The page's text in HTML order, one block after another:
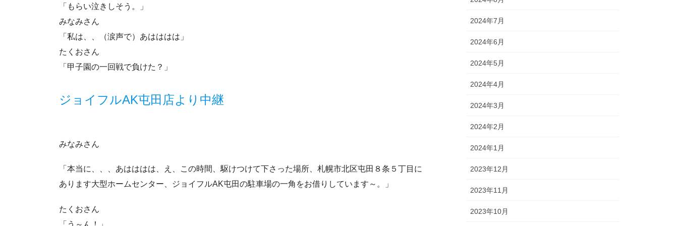
「もらい泣きしそう。」
みなみさん
「私は、、（涙声で）あはははは」
たくおさん
「甲子園の一回戦で負けた？」
ジョイフルAK屯田店より中継
みなみさん
「本当に、、、あはははは、え、この時間、駆けつけて下さった場所、札幌市北区屯田８条５丁目に
あります大型ホームセンター、ジョイフルAK屯田の駐車場の一角をお借りしています～。」
たくおさん
「う～ん！」
2024年7月
2024年6月
2024年5月
2024年4月
2024年3月
2024年2月
2024年1月
2023年12月
2023年11月
2023年10月